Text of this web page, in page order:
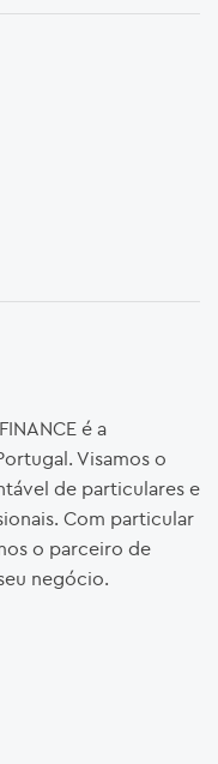
é a
Visamos o
de particulares e
Com particular
o parceiro de
negócio.